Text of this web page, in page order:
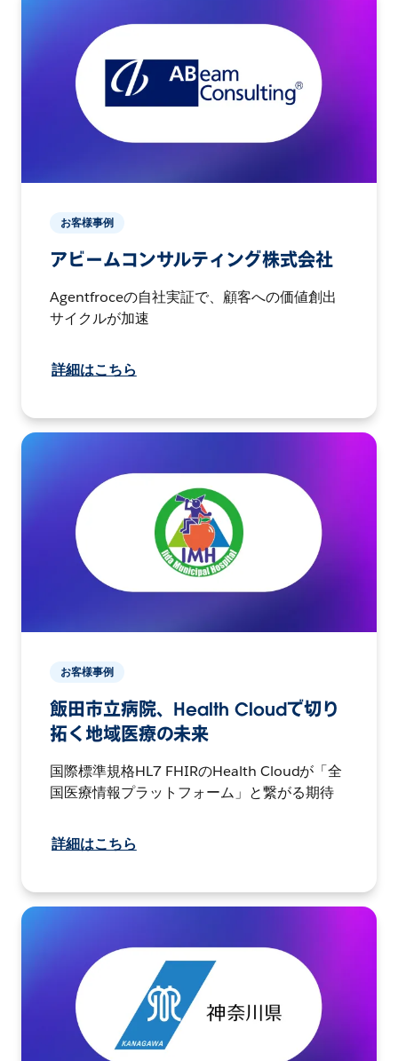
お客様事例
アビームコンサルティング株式会社
Agentfroceの自社実証で、顧客への価値創出
サイクルが加速
詳細はこちら
お客様事例
飯田市立病院、Health Cloudで切り
拓く地域医療の未来
国際標準規格HL7 FHIRのHealth Cloudが「全
国医療情報プラットフォーム」と繋がる期待
詳細はこちら